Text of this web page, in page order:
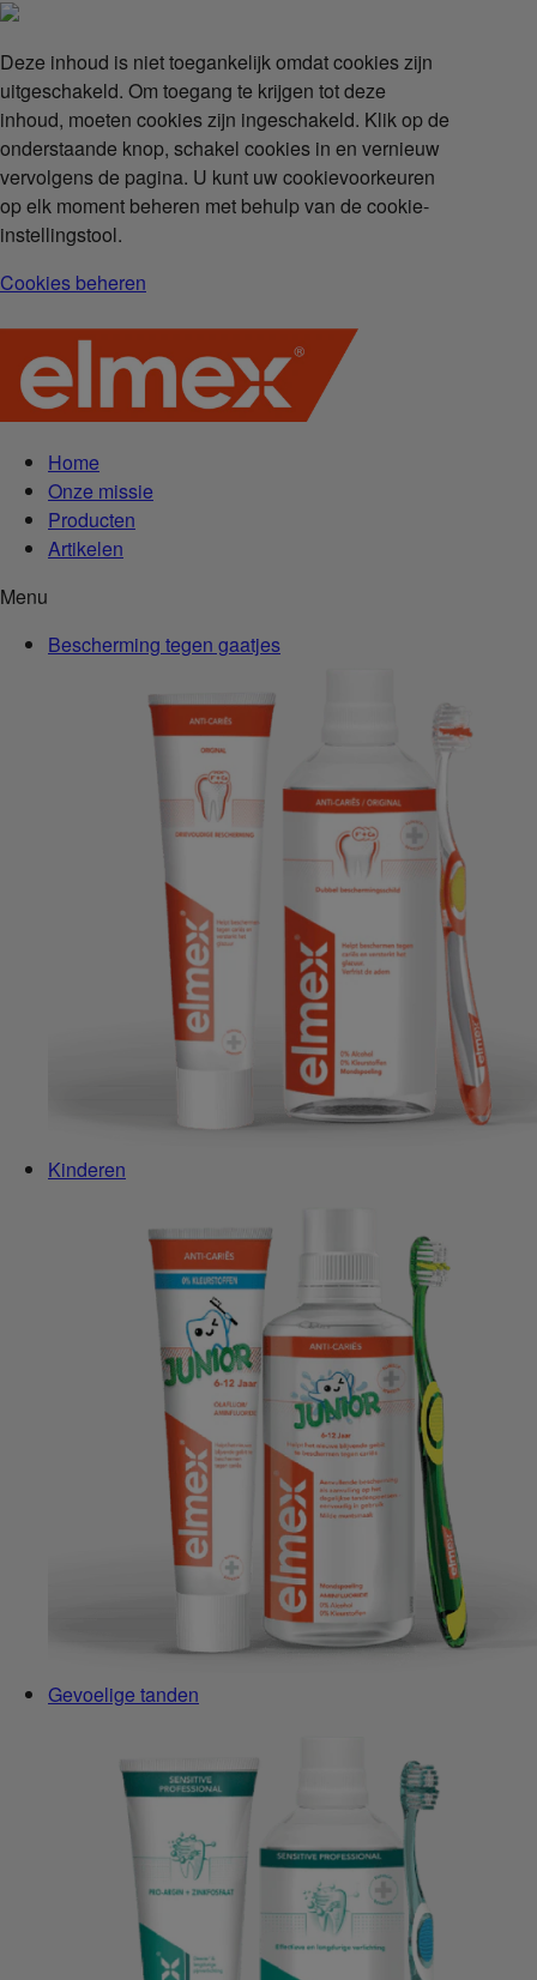
Deze inhoud is niet toegankelijk omdat cookies zijn
uitgeschakeld. Om toegang te krijgen tot deze
inhoud, moeten cookies zijn ingeschakeld. Klik op de
onderstaande knop, schakel cookies in en vernieuw
vervolgens de pagina. U kunt uw cookievoorkeuren
op elk moment beheren met behulp van de cookie-
instellingstool.
Cookies beheren
Home
Onze missie
Producten
Artikelen
Menu
Bescherming tegen gaatjes
Kinderen
Gevoelige tanden